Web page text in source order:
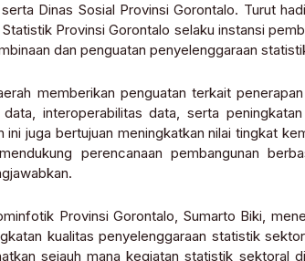
Dinas Sosial Provinsi Gorontalo. Turut
Provinsi Gorontalo selaku instansi
dan penguatan penyelenggaraan
memberikan penguatan terkait
interoperabilitas data, serta
ini juga bertujuan meningkatkan nilai tingkat
perencanaan pembangunan
Provinsi Gorontalo, Sumarto Biki,
kualitas penyelenggaraan statistik
sejauh mana kegiatan statistik sektoral